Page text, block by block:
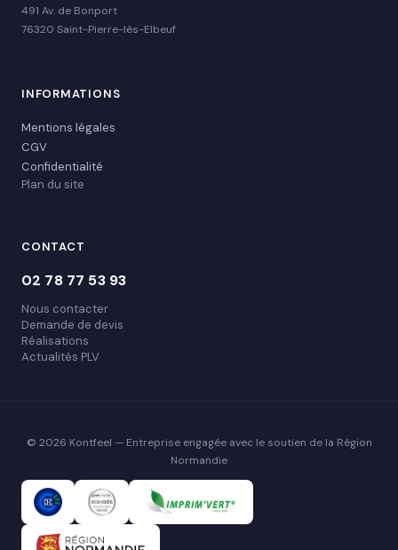
491 Av. de Bonport
76320 Saint-Pierre-lès-Elbeuf
INFORMATIONS
Mentions légales
CGV
Confidentialité
Plan du site
CONTACT
02 78 77 53 93
Nous contacter
Demande de devis
Réalisations
Actualités PLV
© 2026 Kontfeel — Entreprise engagée avec le soutien de la Région
Normandie